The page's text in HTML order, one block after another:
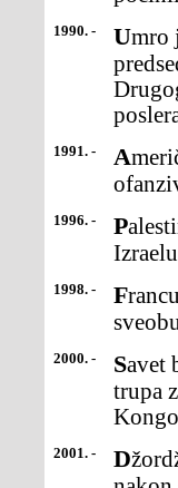
1990. - Umro je italijanski državnik Alesandro Pertini (Alessandro),
1991. - Američke i savezničke snage počele su u Zalivskom ratu kopnenu
1996. - Palestinski islamski teroristi ubili su u dva samoubilačka napada u
1998. - Francuski parlament je jednoglasno ratifikovao sporazum o
2000. - Savet bezbednosti UN odobrio je slanje 5.500 pripadnika mirovnih
trupa
2001. - Džordž Buš (George Bush) preuzeo je dužnost predsednika SAD,